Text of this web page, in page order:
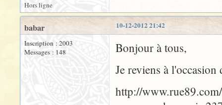
Hors ligne
10-12-2012 21:42
babar
Inscription : 2003
Messages : 148
Bonjour à tous,
Je reviens à
http://